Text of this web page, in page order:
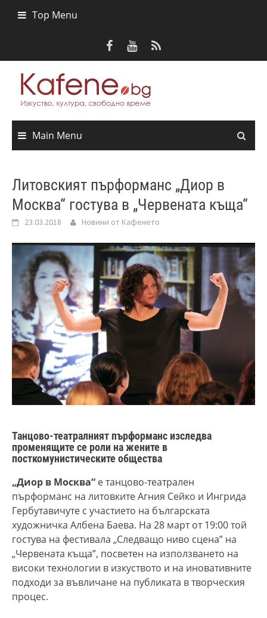
Top Menu
Main Menu
Литовският пърформанс „Диор в
Москва“ гостува в „Червената къща“
23.03.2018 Новини от Кафенето
Танцово-театралният пърформанс изследва
променящите се роли на жените в
посткомунистическите общества
„Диор в Москва“ е танцово-театрален
пърформанс на литовките Агния Сейко и Ингрида
Гербутавичуте с участието на българската
художничка Албена Баева. На 28 март от 19:00 той
гостува на фестивала „Следващо ниво сцена” на
„Червената къща”, посветен на използването на
високи технологии в изкуството и на иновативните
подходи за въвличане на публиката в творческия
процес.